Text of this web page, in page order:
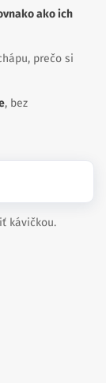
ako ich
prečo si
, bez
kávičkou.